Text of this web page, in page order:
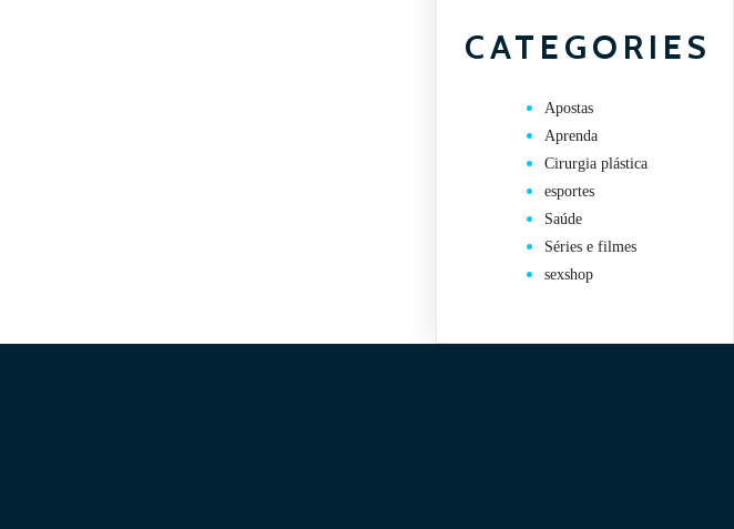
CATEGORIES
Apostas
Aprenda
Cirurgia plástica
esportes
Saúde
Séries e filmes
sexshop